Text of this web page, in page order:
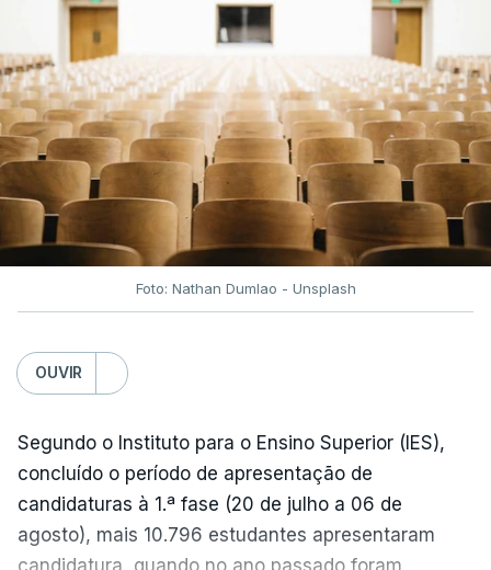
Irão, à tensão geopolítica no Médio Oriente e ao
fecho do estreito de Ormuz, os preços dos
combustíveis desceram durante o cessar-fogo
entre Washington e Teerão.
No entanto, com o retomar do conflito, as últimas
semanas têm sido marcadas por uma subida
acentuada, tendência que deverá ser revertida na
próxima semana.
c/Lusa
Foto: Nathan Dumlao - Unsplash
OUVIR
Segundo o Instituto para o Ensino Superior (IES),
concluído o período de apresentação de
candidaturas à 1.ª fase (20 de julho a 06 de
agosto), mais 10.796 estudantes apresentaram
candidatura, quando no ano passado foram